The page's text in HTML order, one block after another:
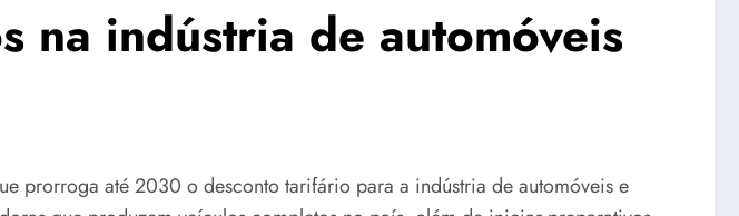
na indústria de automóveis
prorroga até 2030 o desconto tarifário para a indústria de automóveis e